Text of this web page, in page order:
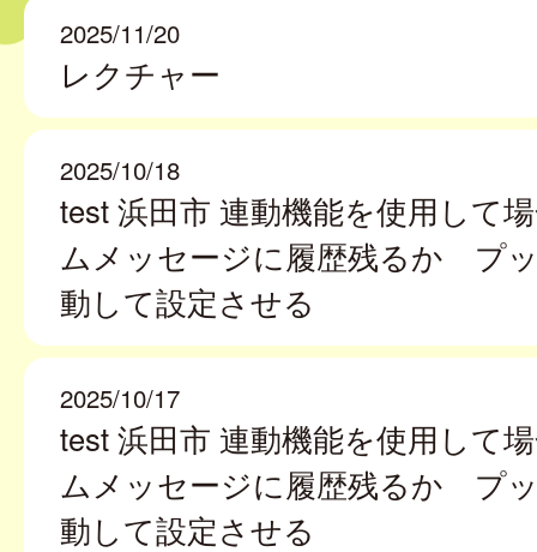
2025/11/20
レクチャー
2025/10/18
test 浜田市 連動機能を使用して
ムメッセージに履歴残るか プ
動して設定させる
2025/10/17
test 浜田市 連動機能を使用して
ムメッセージに履歴残るか プ
動して設定させる